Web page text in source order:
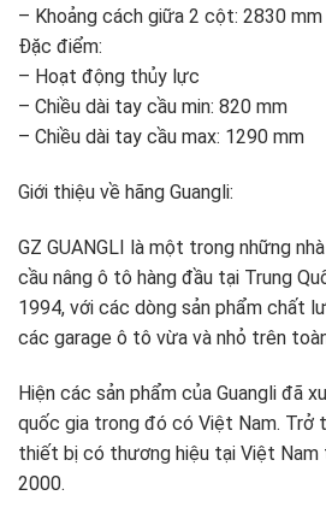
– Khoảng cách giữa 2 cột: 2830 mm
Đặc điểm:
– Hoạt động thủy lực
– Chiều dài tay cầu min: 820 mm
– Chiều dài tay cầu max: 1290 mm
Giới thiệu về hãng Guangli:
GZ GUANGLI là một trong những
cầu nâng ô tô hàng đầu tại Trung
1994, với các dòng sản phẩm chất
các garage ô tô vừa và nhỏ trên
Hiện các sản phẩm của Guangli đã
quốc gia trong đó có Việt Nam. Trở
thiết bị có thương hiệu tại Việt Nam
2000.